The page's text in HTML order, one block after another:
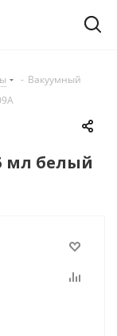
- Вакуумный
мл белый